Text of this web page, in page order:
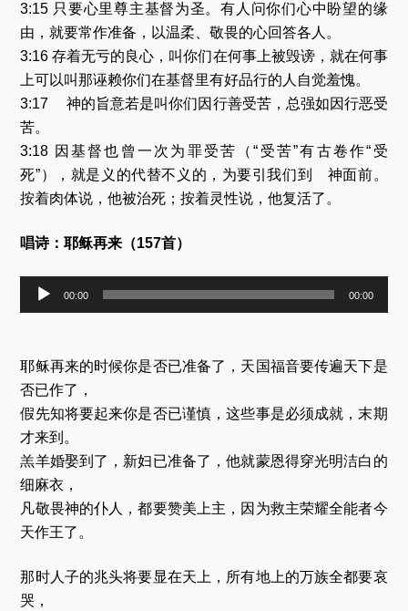
3:15 只要心里尊主基督为圣。有人问你们心中盼望的缘
由，就要常作准备，以温柔、敬畏的心回答各人。
3:16 存着无亏的良心，叫你们在何事上被毁谤，就在何事
上可以叫那诬赖你们在基督里有好品行的人自觉羞愧。
3:17 神的旨意若是叫你们因行善受苦，总强如因行恶受
苦。
3:18 因基督也曾一次为罪受苦（“受苦”有古卷作“受
死”），就是义的代替不义的，为要引我们到 神面前。
按着肉体说，他被治死；按着灵性说，他复活了。
唱诗：耶稣再来（157首）
器
00:00 00:00
耶稣再来的时候你是否已准备了，天国福音要传遍天下是
否已作了，
假先知将要起来你是否已谨慎，这些事是必须成就，末期
才来到。
羔羊婚娶到了，新妇已准备了，他就蒙恩得穿光明洁白的
细麻衣，
凡敬畏神的仆人，都要赞美上主，因为救主荣耀全能者今
天作王了。
那时人子的兆头将要显在天上，所有地上的万族全都要哀
哭，